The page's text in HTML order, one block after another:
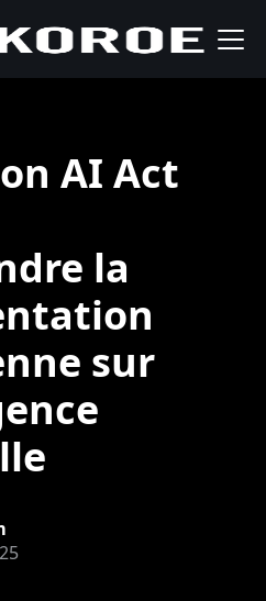
AI Act
la
sur